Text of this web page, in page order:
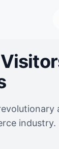
industry.